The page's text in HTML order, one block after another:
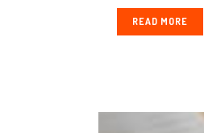
READ MORE